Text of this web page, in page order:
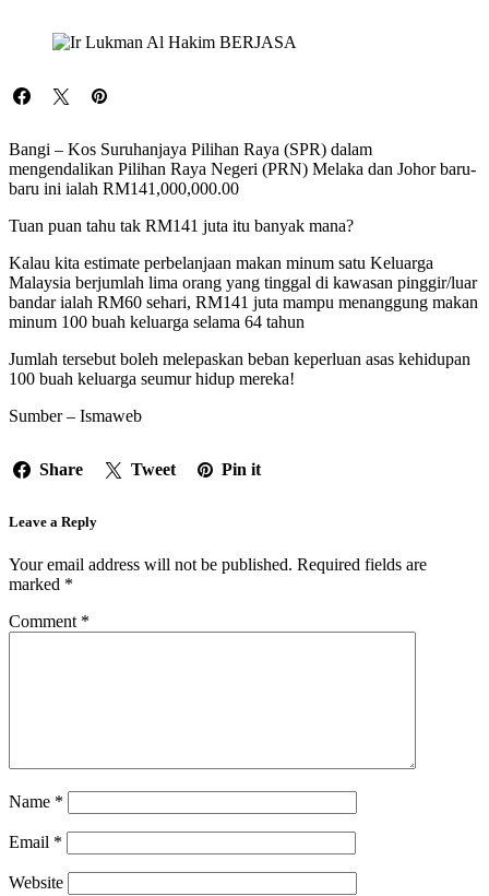
Bangi – Kos Suruhanjaya Pilihan Raya (SPR) dalam
mengendalikan Pilihan Raya Negeri (PRN) Melaka dan Johor baru-
baru ini ialah RM141,000,000.00
Tuan puan tahu tak RM141 juta itu banyak mana?
Kalau kita estimate perbelanjaan makan minum satu Keluarga
Malaysia berjumlah lima orang yang tinggal di kawasan pinggir/luar
bandar ialah RM60 sehari, RM141 juta mampu menanggung makan
minum 100 buah keluarga selama 64 tahun
Jumlah tersebut boleh melepaskan beban keperluan asas kehidupan
100 buah keluarga seumur hidup mereka!
Sumber – Ismaweb
Share Tweet Pin it
Leave a Reply
Your email address will not be published. Required fields are
marked *
Comment *
Name *
Email *
Website